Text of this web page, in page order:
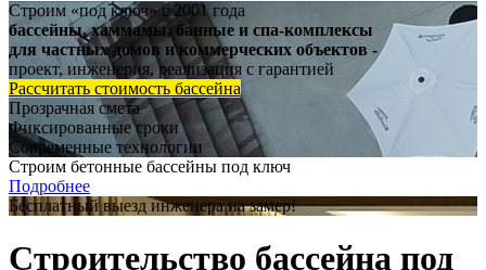
Строим «под ключ» с 2001 года
бассейны, хаммамы, банные и спа-комплексы
для частных домов и коммерческих объектов -
проект, инженерия, реализация с гарантией
Рассчитать стоимость бассейна
Прозрачная смета
Фиксированные сроки
Современные технологии
Строим бетонные бассейны под ключ
Подробнее
Бесплатный выезд инженера на замер!
Строительство бассейна под